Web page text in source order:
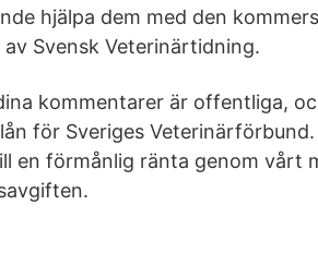
hjälpa dem med den
Svensk Veterinärtidning.
kommentarer är offentliga,
för Sveriges
en förmånlig ränta genom vårt